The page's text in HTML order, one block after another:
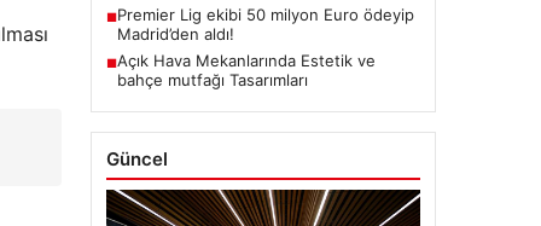
■Premier Lig ekibi 50 milyon Euro ödeyip
Madrid’den aldı!
■Açık Hava Mekanlarında Estetik ve
bahçe mutfağı Tasarımları
Güncel